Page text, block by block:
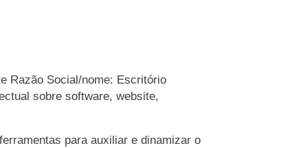
Razão Social/nome: Escritório
sobre software, website,
para auxiliar e dinamizar o